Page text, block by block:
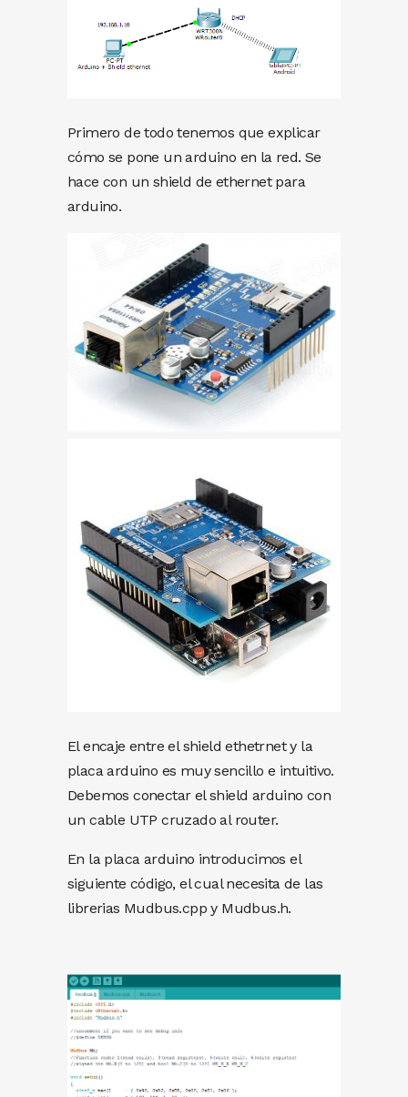
Primero de todo tenemos que explicar
cómo se pone un arduino en la red. Se
hace con un shield de ethernet para
arduino.
El encaje entre el shield ethetrnet y la
placa arduino es muy sencillo e intuitivo.
Debemos conectar el shield arduino con
un cable UTP cruzado al router.
En la placa arduino introducimos el
siguiente código, el cual necesita de las
librerias Mudbus.cpp y Mudbus.h.